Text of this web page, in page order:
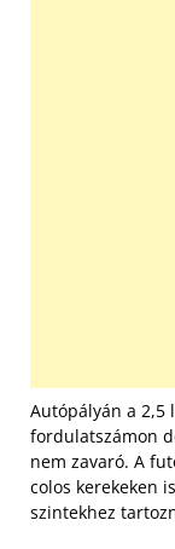
Autópályán a 2,5
fordulatszámon
nem zavaró. A
colos kerekeken
szintekhez